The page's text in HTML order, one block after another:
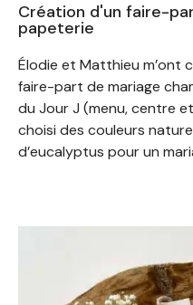
Création d'un faire-
papeterie
Élodie et Matthieu m’ont
faire-part de mariage
du Jour J (menu, centre
choisi des couleurs
d’eucalyptus pour un